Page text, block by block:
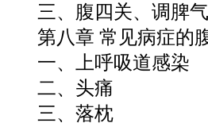
三、腹四关、调脾
第八章 常见病症的
一、上呼吸道感染
二、头痛
三、落枕